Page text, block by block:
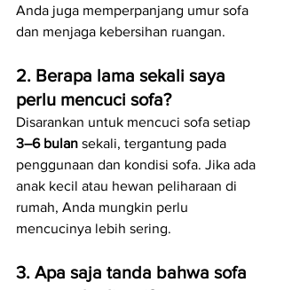
Anda juga memperpanjang umur sofa
dan menjaga kebersihan ruangan.
2. Berapa lama sekali saya
perlu mencuci sofa?
Disarankan untuk mencuci sofa setiap
3–6 bulan sekali, tergantung pada
penggunaan dan kondisi sofa. Jika ada
anak kecil atau hewan peliharaan di
rumah, Anda mungkin perlu
mencucinya lebih sering.
3. Apa saja tanda bahwa sofa